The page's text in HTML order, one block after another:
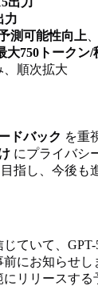
力
測可能性向上
大750トークン
順次拡大
ドバック を重
にプライバシ
指し、今後も
じていて、
にお知らせ
リリースす